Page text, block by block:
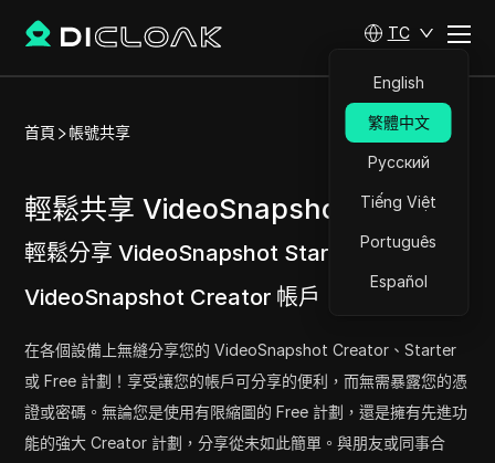
TC
English
繁體中文
Русский
Tiếng Việt
Português
Español
首頁 帳號共享
輕鬆共享 VideoSnapshot 帳號
輕鬆分享 VideoSnapshot Starter 和
VideoSnapshot Creator 帳戶
立即試用
在各個設備上無縫分享您的 VideoSnapshot Creator、Starter
或 Free 計劃！享受讓您的帳戶可分享的便利，而無需暴露您的憑
證或密碼。無論您是使用有限縮圖的 Free 計劃，還是擁有先進功
能的強大 Creator 計劃，分享從未如此簡單。與朋友或同事合